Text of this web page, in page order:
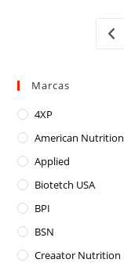
Marcas
4XP
American Nutrition
Applied
Biotetch USA
BPI
BSN
Creaator Nutrition